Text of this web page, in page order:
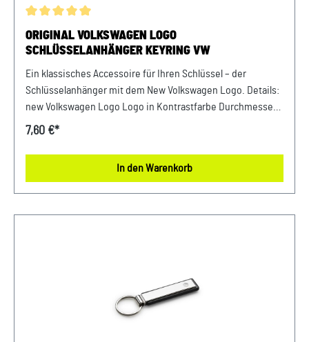
Durchschnittliche Bewertung von 5 von 5 Sternen
ORIGINAL VOLKSWAGEN LOGO
SCHLÜSSELANHÄNGER KEYRING VW
Ein klassisches Accessoire für Ihren Schlüssel – der
Schlüsselanhänger mit dem New Volkswagen Logo. Details:
new Volkswagen Logo Logo in Kontrastfarbe Durchmesser
7,60 €*
In den Warenkorb